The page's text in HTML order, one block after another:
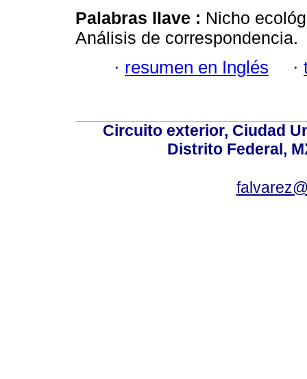
Palabras llave : Nicho
Análisis de correspondencia.
· resumen en Inglés ·
Circuito exterior, Ciudad
Distrito Federal,